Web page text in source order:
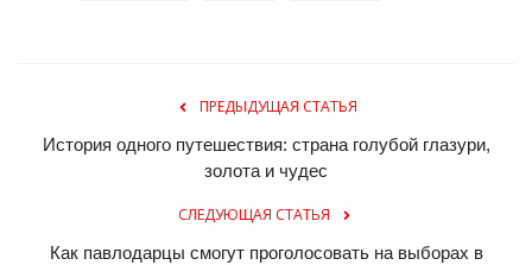
ПРЕДЫДУЩАЯ СТАТЬЯ
История одного путешествия: страна голубой глазури,
золота и чудес
СЛЕДУЮЩАЯ СТАТЬЯ
Как павлодарцы смогут проголосовать на выборах в